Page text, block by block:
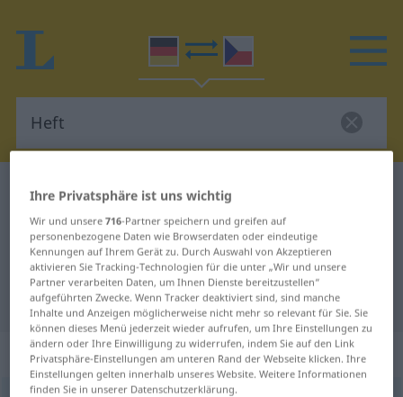
Deutsch-Tschechisch Wörterbuch
Deutsch-Tschechisch Übersetzung
für "Heft"
"Heft" Tschechisch Übersetzung
„Heft“: Neutrum
Ihre Privatsphäre ist uns wichtig
Wir und unsere716-Partner speichern und greifen auf
personenbezogene Daten wie Browserdaten oder eindeutige
Kennungen auf Ihrem Gerät zu. Durch Auswahl von Akzeptieren
aktivieren Sie Tracking-Technologien für die unter „Wir und unsere
Partner verarbeiten Daten, um Ihnen Dienste bereitzustellen“
aufgeführten Zwecke. Wenn Tracker deaktiviert sind, sind manche
Inhalte und Anzeigen möglicherweise nicht mehr so relevant für Sie. Sie
können dieses Menü jederzeit wieder aufrufen, um Ihre Einstellungen zu
ändern oder Ihre Einwilligung zu widerrufen, indem Sie auf den Link
Privatsphäre-Einstellungen am unteren Rand der Webseite klicken. Ihre
Einstellungen gelten innerhalb unseres Website. Weitere Informationen
finden Sie in unserer Datenschutzerklärung.